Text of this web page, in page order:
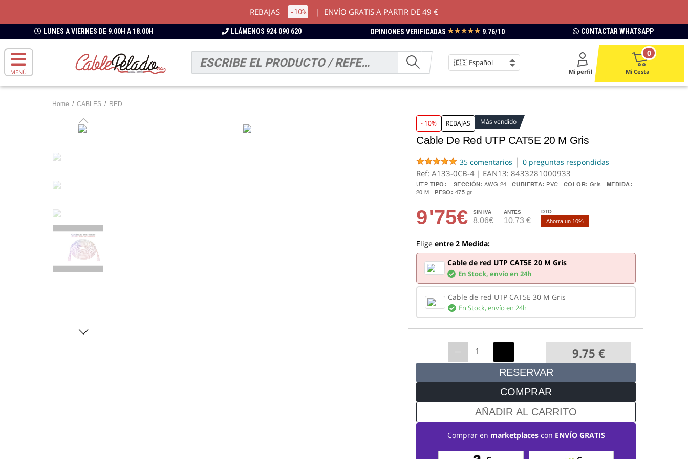
REBAJAS -10% | ENVÍO GRATIS A PARTIR DE 49 €
LUNES A VIERNES DE 9.00H A 18.00H LLÁMENOS 924 090 620 OPINIONES VERIFICADAS ★★★★★ 9.76/10 CONTACTAR WHATSAPP
MENÚ Mi perfil Mi Cesta
0
Home / CABLES / RED
- 10% REBAJAS Más vendido
Cable De Red UTP CAT5E 20 M Gris
35 comentarios | 0 preguntas respondidas
Ref: A133-0CB-4 | EAN13: 8433281000933
UTP TIPO: SECCIÓN: AWG 24 CUBIERTA: PVC COLOR: Gris
MEDIDA:
20 M
PESO: 475 gr
9'75€ SIN IVA
8.06€
ANTES
10.73 €
DTO
Ahorra un 10%
Elige entre 2 Medida:
Cable de red UTP CAT5E 20 M Gris
En Stock, envío en 24h
Cable de red UTP CAT5E 30 M Gris
En Stock, envío en 24h
9.75 €
RESERVAR
COMPRAR
AÑADIR AL CARRITO
Comprar en marketplacescon ENVÍO GRATIS